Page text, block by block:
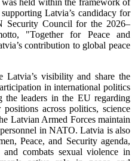
Latvia’s candidacy for
Security Council for the 2026–
"Together for Peace and
contribution to global peace
Latvia’s visibility and share the
in international politics
the leaders in the EU regarding
positions across politics, science
Latvian Armed Forces maintain
in NATO. Latvia is also
Peace, and Security agenda,
combats sexual violence in